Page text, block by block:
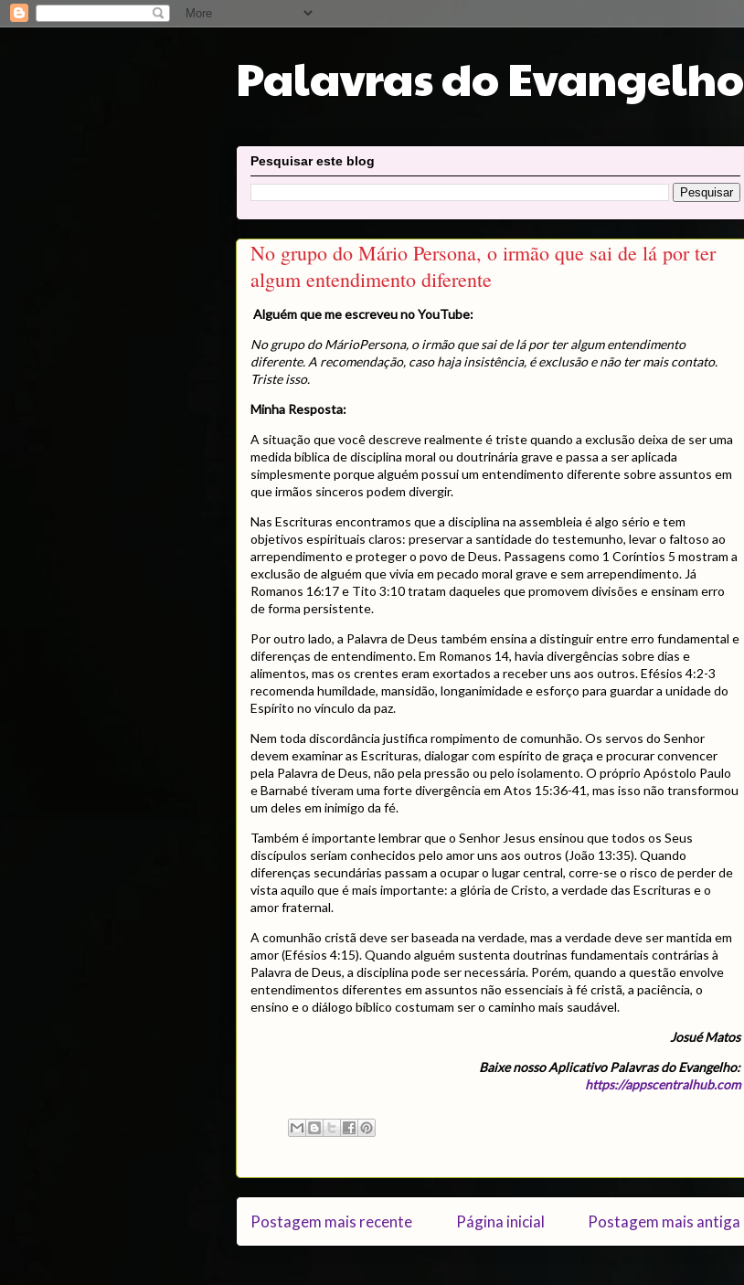
Palavras do Evangelho
Pesquisar este blog
No grupo do Mário Persona, o irmão que sai de lá por ter
algum entendimento diferente
Alguém que me escreveu no YouTube:
No grupo do MárioPersona, o irmão que sai de lá por ter algum entendimento
diferente. A recomendação, caso haja insistência, é exclusão e não ter mais contato.
Triste isso.
Minha Resposta:
A situação que você descreve realmente é triste quando a exclusão deixa de ser uma
medida bíblica de disciplina moral ou doutrinária grave e passa a ser aplicada
simplesmente porque alguém possui um entendimento diferente sobre assuntos em
que irmãos sinceros podem divergir.
Nas Escrituras encontramos que a disciplina na assembleia é algo sério e tem
objetivos espirituais claros: preservar a santidade do testemunho, levar o faltoso ao
arrependimento e proteger o povo de Deus. Passagens como 1 Coríntios 5 mostram a
exclusão de alguém que vivia em pecado moral grave e sem arrependimento. Já
Romanos 16:17 e Tito 3:10 tratam daqueles que promovem divisões e ensinam erro
de forma persistente.
Por outro lado, a Palavra de Deus também ensina a distinguir entre erro fundamental e
diferenças de entendimento. Em Romanos 14, havia divergências sobre dias e
alimentos, mas os crentes eram exortados a receber uns aos outros. Efésios 4:2-3
recomenda humildade, mansidão, longanimidade e esforço para guardar a unidade do
Espírito no vínculo da paz.
Nem toda discordância justifica rompimento de comunhão. Os servos do Senhor
devem examinar as Escrituras, dialogar com espírito de graça e procurar convencer
pela Palavra de Deus, não pela pressão ou pelo isolamento. O próprio Apóstolo Paulo
e Barnabé tiveram uma forte divergência em Atos 15:36-41, mas isso não transformou
um deles em inimigo da fé.
Também é importante lembrar que o Senhor Jesus ensinou que todos os Seus
discípulos seriam conhecidos pelo amor uns aos outros (João 13:35). Quando
diferenças secundárias passam a ocupar o lugar central, corre-se o risco de perder de
vista aquilo que é mais importante: a glória de Cristo, a verdade das Escrituras e o
amor fraternal.
A comunhão cristã deve ser baseada na verdade, mas a verdade deve ser mantida em
amor (Efésios 4:15). Quando alguém sustenta doutrinas fundamentais contrárias à
Palavra de Deus, a disciplina pode ser necessária. Porém, quando a questão envolve
entendimentos diferentes em assuntos não essenciais à fé cristã, a paciência, o
ensino e o diálogo bíblico costumam ser o caminho mais saudável.
Josué Matos
Baixe nosso Aplicativo Palavras do Evangelho:
https://appscentralhub.com
Postagem mais recente Postagem mais antiga
Página inicial